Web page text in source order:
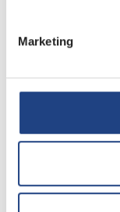
Marketing